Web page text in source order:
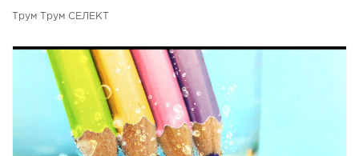
Трум Трум СЕЛЕКТ